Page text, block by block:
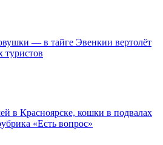
— в тайге Эвенкии вертолёт
туристов
в Красноярске, кошки в подвалах
«Есть вопрос»